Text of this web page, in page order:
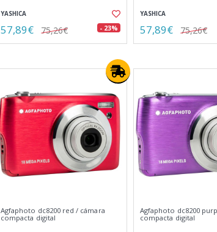
YASHICA
57,89€ 75,26€ - 23%
YASHICA
57,89€ 75,26€
Agfaphoto dc8200 red / cámara
compacta digital
Agfaphoto dc8200
compacta digital